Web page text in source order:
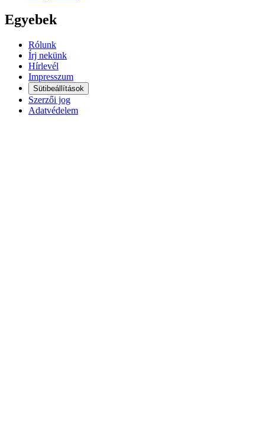
Egyebek
Rólunk
Írj nekünk
Hírlevél
Impresszum
Sütibeállítások
Szerzői jog
Adatvédelem